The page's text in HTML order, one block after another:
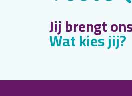
Jij brengt
Wat kies jij?